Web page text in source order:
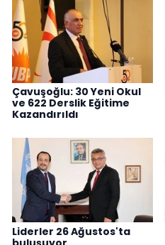
Çavuşoğlu: 30 Yeni Okul
ve 622 Derslik Eğitime
Kazandırıldı
Liderler 26 Ağustos'ta